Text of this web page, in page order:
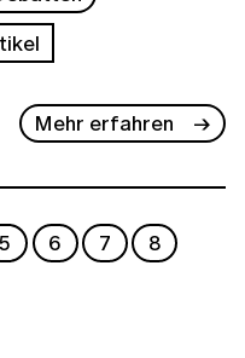
Mehr erfahren
5 6 7
8